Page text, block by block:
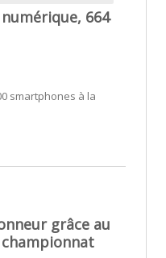
664
smartphones à la
grâce au
championnat